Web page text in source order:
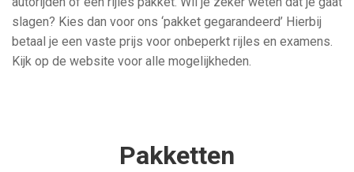
slagen? Kies dan voor ons ‘pakket gegarandeerd’ Hierbij
betaal je een vaste prijs voor onbeperkt rijles en examens.
Kijk op de website voor alle mogelijkheden.
Pakketten